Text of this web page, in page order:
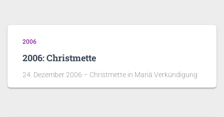
2006
2006: Christmette
24. Dezember 2006 – Christmette in Mariä Verkündigung